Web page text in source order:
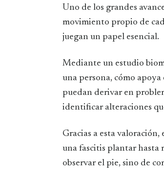
Uno de los grandes
movimiento propio de
juegan un papel esencial.
Mediante un estudio
una persona, cómo
puedan derivar en
identificar alteraciones
Gracias a esta valoración,
una fascitis plantar hasta
observar el pie, sino de